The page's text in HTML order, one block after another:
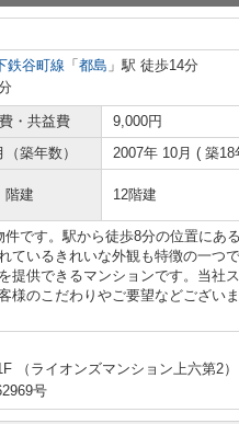
鉄谷町線 「 都島 」駅 徒歩14分
・共益費
9,000円
築年数） 2007年 10月 ( 築18
階建 12階建
です。駅から徒歩8分の位置にあ
ているきれいな外観も特徴の一つ
提供できるマンションです。当社
のこだわりやご要望などございま
（ライオンズマンション上六第2）
号